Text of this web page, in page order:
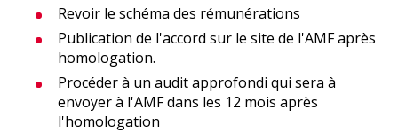
Revoir le schéma des rémunérations
Publication de l'accord sur le site de l'AMF après
homologation.
Procéder à un audit approfondi qui sera à
envoyer à l'AMF dans les 12 mois après
l'homologation